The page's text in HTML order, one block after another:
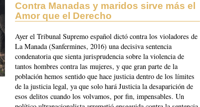
Contra Manadas y maridos sirve más el
Amor que el Derecho
Ayer el Tribunal Supremo español dictó contra los violadores de
La Manada (Sanfermines, 2016) una decisiva sentencia
condenatoria que sienta jurisprudencia sobre la violencia de
tantos hombres contra las mujeres, y que gran parte de la
población hemos sentido que hace justicia dentro de los límites
de la justicia legal, ya que solo hará Justicia la desaparición de
esos delitos cuando los volvamos, por fin, impensables. Un